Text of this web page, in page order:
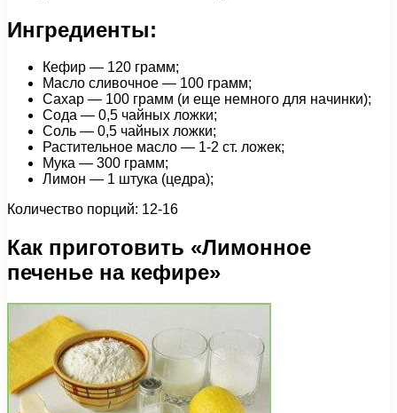
Ингредиенты:
Кефир — 120 грамм;
Масло сливочное — 100 грамм;
Сахар — 100 грамм (и еще немного для начинки);
Сода — 0,5 чайных ложки;
Соль — 0,5 чайных ложки;
Растительное масло — 1-2 ст. ложек;
Мука — 300 грамм;
Лимон — 1 штука (цедра);
Количество порций: 12-16
Как приготовить «Лимонное
печенье на кефире»